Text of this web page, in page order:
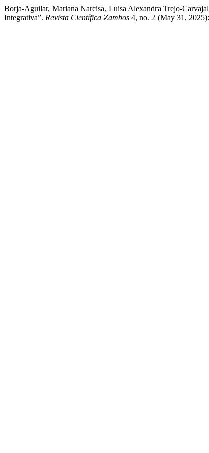
Borja-Aguilar, Mariana Narcisa, Luisa Alexandra Trejo-
Integrativa”. Revista Científica Zambos 4, no. 2 (May 31,